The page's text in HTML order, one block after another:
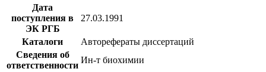
Дата
поступления в
ЭК РГБ
27.03.1991
Каталоги
Авторефераты диссертаций
Сведения об
ответственности
Ин-т биохимии